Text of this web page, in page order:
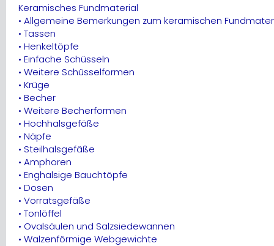
Keramisches Fundmaterial
• Allgemeine Bemerkungen zum keramischen
• Tassen
• Henkeltöpfe
• Einfache Schüsseln
• Weitere Schüsselformen
• Krüge
• Becher
• Weitere Becherformen
• Hochhalsgefäße
• Näpfe
• Steilhalsgefäße
• Amphoren
• Enghalsige Bauchtöpfe
• Dosen
• Vorratsgefäße
• Tonlöffel
• Ovalsäulen und Salzsiedewannen
• Walzenförmige Webgewichte